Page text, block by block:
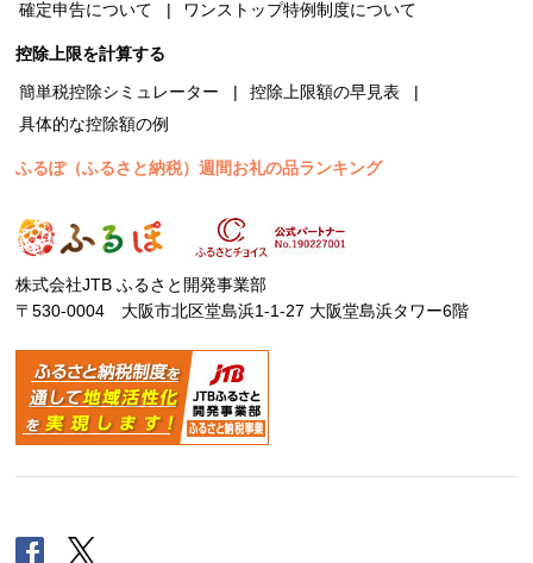
確定申告について
ワンストップ特例制度について
控除上限を計算する
簡単税控除シミュレーター
控除上限額の早見表
具体的な控除額の例
ふるぽ（ふるさと納税）週間お礼の品ランキング
株式会社JTB ふるさと開発事業部
〒530-0004 大阪市北区堂島浜1-1-27 大阪堂島浜タワー6階
Facebook